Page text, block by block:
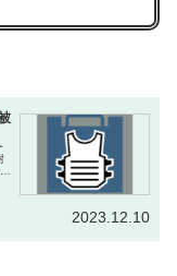
2023.12.10